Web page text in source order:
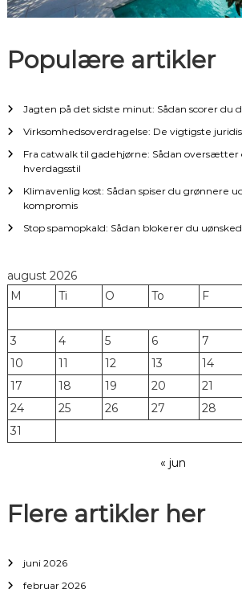
g
a
i
o
n
Populære artikler
Jagten på det sidste minut: Sådan scorer du
Virksomhedsoverdragelse: De vigtigste
Fra catwalk til gadehjørne: Sådan
hverdagsstil
Klimavenlig kost: Sådan spiser du grønnere
kompromis
Stop spamopkald: Sådan blokerer du
august 2026
M
Ti O To F
3
4 5 6 7
10
11 12 13 14
17
18 19 20 21
24
25 26 27 28
31
« jun
Flere artikler her
juni 2026
februar 2026